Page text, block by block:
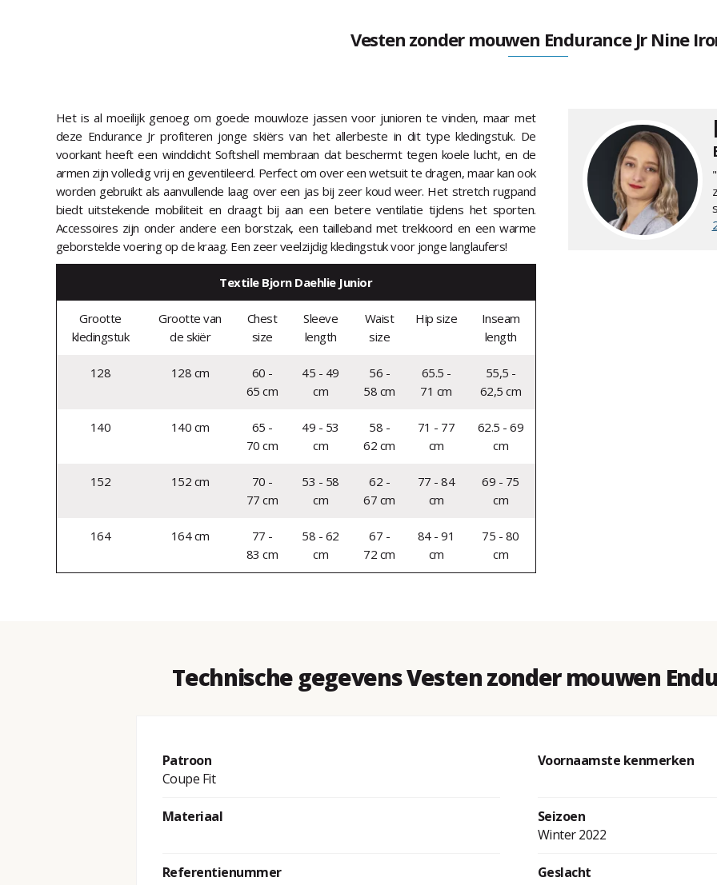
Vesten zonder mouwen Endurance Jr Nine
Het is al moeilijk genoeg om goede mouwloze jassen voor junioren te vinden, maar met
deze Endurance Jr profiteren jonge skiërs van het allerbeste in dit type kledingstuk. De
voorkant heeft een winddicht Softshell membraan dat beschermt tegen koele lucht, en de
armen zijn volledig vrij en geventileerd. Perfect om over een wetsuit te dragen, maar kan ook
worden gebruikt als aanvullende laag over een jas bij zeer koud weer. Het stretch rugpand
biedt uitstekende mobiliteit en draagt bij aan een betere ventilatie tijdens het sporten.
Accessoires zijn onder andere een borstzak, een tailleband met trekkoord en een warme
geborstelde voering op de kraag. Een zeer veelzijdig kledingstuk voor jonge langlaufers!
Textile Bjorn Daehlie Junior
Grootte
kledingstuk
Grootte van
de skiër
Chest
size
Sleeve
length
Waist
size
Hip size
Inseam
length
128 128 cm
60 -
65 cm
45 - 49
cm
56 -
58 cm
65.5 -
71 cm
55,5 -
62,5 cm
140 140 cm
65 -
70 cm
49 - 53
cm
58 -
62 cm
71 - 77
cm
62.5 - 69
cm
152 152 cm
70 -
77 cm
53 - 58
cm
62 -
67 cm
77 - 84
cm
69 - 75
cm
164 164 cm
77 -
83 cm
58 - 62
cm
67 -
72 cm
84 - 91
cm
75 - 80
cm
Technische gegevens Vesten zonder mouwen
Patroon
Coupe Fit
Voornaamste kenmerken
Materiaal
Seizoen
Winter 2022
Referentienummer
Geslacht